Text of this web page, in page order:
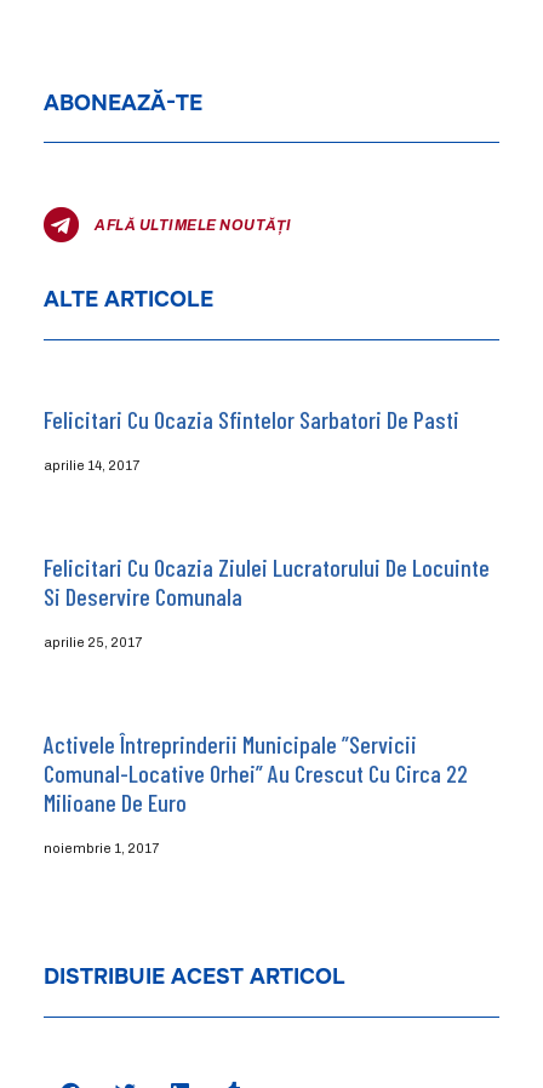
ABONEAZĂ-TE
AFLĂ ULTIMELE NOUTĂȚI
ALTE ARTICOLE
Felicitari Cu Ocazia Sfintelor Sarbatori De Pasti
aprilie 14, 2017
Felicitari Cu Ocazia Ziulei Lucratorului De Locuinte
Si Deservire Comunala
aprilie 25, 2017
Activele Întreprinderii Municipale ”Servicii
Comunal-Locative Orhei” Au Crescut Cu Circa 22
Milioane De Euro
noiembrie 1, 2017
DISTRIBUIE ACEST ARTICOL